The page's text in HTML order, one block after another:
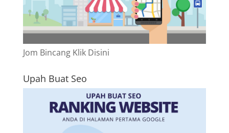
Jom Bincang Klik Disini
Upah Buat Seo